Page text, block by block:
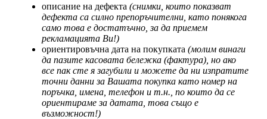
описание на дефекта (снимки, които показват
дефекта са силно препоръчителни, като понякога
само това е достатъчно, за да приемем
рекламацията Ви!)
ориентировъчна дата на покупката (молим винаги
да пазите касовата бележка (фактура), но ако
все пак сте я загубили и можете да ни изпратите
точни данни за Вашата покупка като номер на
поръчка, имена, телефон и т.н., по които да се
ориентираме за датата, това също е
възможност!)